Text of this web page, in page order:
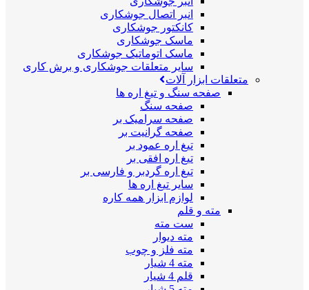
انبر اتصال جوشکاری
کانکتور جوشکاری
ماسک جوشکاری
ماسک اتوماتیک جوشکاری
سایر متعلقات جوشکاری و برش کاری
متعلقات ابزار آلات
صفحه سنگ و تیغ اره ها
صفحه سنگ
صفحه سرامیک بر
صفحه گرانیت بر
تیغ اره عمود بر
تیغ اره افقی بر
تیغ اره گردبر و فارسی بر
سایر تیغ اره ها
لوازم ابزار همه کاره
مته و قلم
ست مته
مته دیوار
مته فلز و چوب
مته 4 شیار
قلم 4 شیار